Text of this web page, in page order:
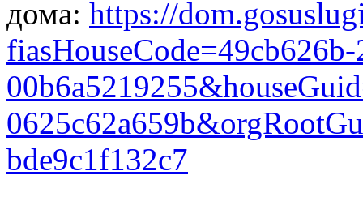
дома: https://
bde9c1f132c7